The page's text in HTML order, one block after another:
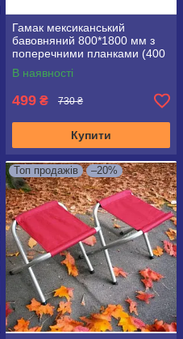
Гамак мексиканський
бавовняний 800*1800 мм з
поперечними планками (400
мм) у чохлі, синій
В наявності
499 ₴ 730 ₴
Купити
Топ продажів –20%